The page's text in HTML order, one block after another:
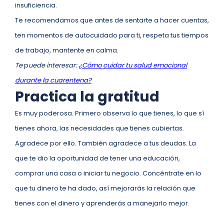
insuficiencia.
Te recomendamos que antes de sentarte a hacer cuentas,
ten momentos de autocuidado para ti, respeta tus tiempos
de trabajo, mantente en calma.
Tepuede interesar:¿Cómo cuidar tu salud emocional
durante la cuarentena?
Practica la gratitud
Es muy poderosa. Primero observa lo que tienes, lo que sí
tienes ahora, las necesidades que tienes cubiertas.
Agradece por ello. También agradece a tus deudas. La
que te dio la oportunidad de tener una educación,
comprar una casa o iniciar tu negocio. Concéntrate en lo
que tu dinero te ha dado, así mejorarás la relación que
tienes con el dinero y aprenderás a manejarlo mejor.